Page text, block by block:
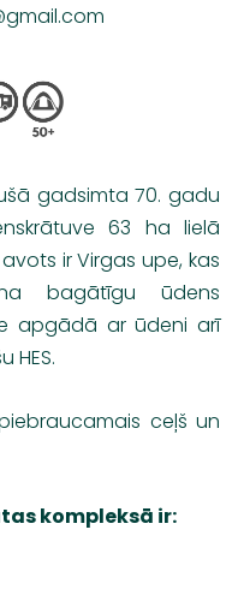
gadsimta 70. gadu
63 ha lielā
ir Virgas upe, kas
bagātīgu ūdens
apgādā ar ūdeni arī
HES.
ceļš un
kompleksā ir: